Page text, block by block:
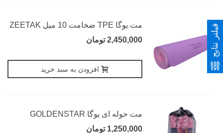
مت یوگا TPE ضخامت 10 میل ZEETAK
2,450,000 تومان
افزودن به سبد خرید
مت حوله ای یوگا GOLDENSTAR
1,250,000 تومان
فیلتر نتایج